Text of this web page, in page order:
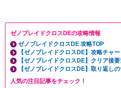
ゼノブレイドクロスDEの攻略情報
ゼノブレイドクロスDE 攻略TOP
【ゼノブレイドクロスDE】攻略チャ
【ゼノブレイドクロスDE】クリア後
【ゼノブレイドクロスDE】取り返し
人気の注目記事をチェック！